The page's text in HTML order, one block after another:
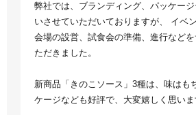
弊社では、ブランディング、パッケー
いさせていただいておりますが、 イベ
会場の設営、試食会の準備、進行など
ただきました。
新商品「きのこソース」3種は、味はも
ケージなども好評で、大変嬉しく思いま